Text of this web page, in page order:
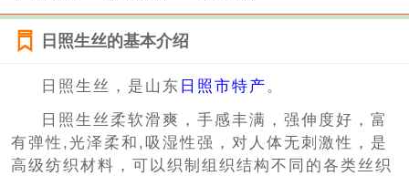
日照生丝的基本介绍
日照生丝，是山东 日照市特产。
日照生丝柔软滑爽，手感丰满，强伸度好，富
有弹性,光泽柔和,吸湿性强，对人体无刺激性，是
高级纺织材料，可以织制组织结构不同的各类丝织